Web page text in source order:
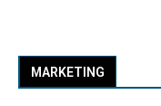
MARKETING